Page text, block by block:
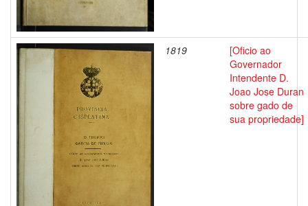
1819
[Oficio ao
Governador
Intendente D.
Joao Jose Duran
sobre gado de
sua propriedade]